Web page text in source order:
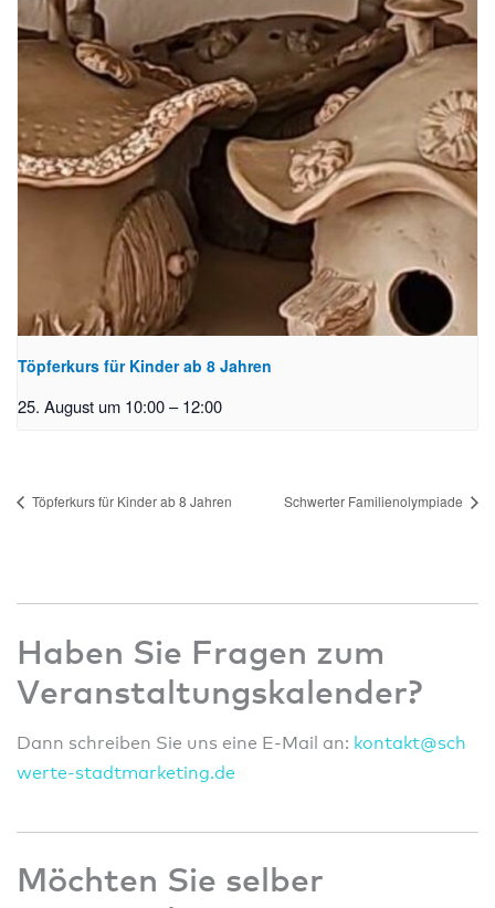
Töpferkurs für Kinder ab 8 Jahren
25. August um 10:00– 12:00
Töpferkurs für Kinder ab 8 Jahren Schwerter Familienolympiade
Haben Sie Fragen zum
Veranstaltungskalender?
Dann schreiben Sie uns eine E-Mail an: kontakt@sch
werte-stadtmarketing.de
Möchten Sie selber